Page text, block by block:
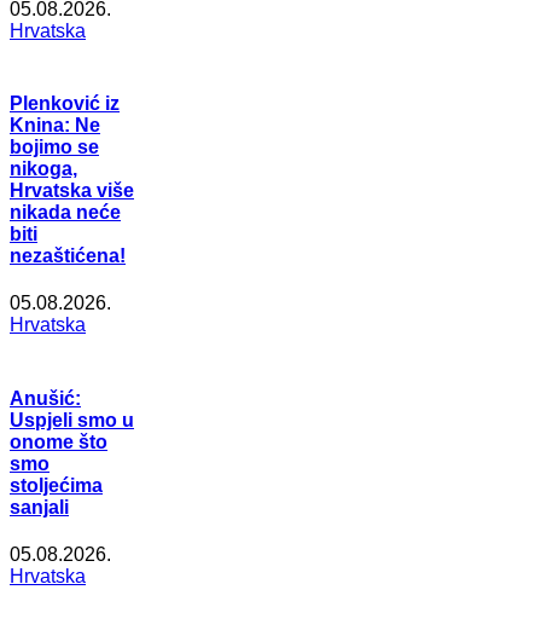
05.08.2026.
Hrvatska
Plenković iz
Knina: Ne
bojimo se
nikoga,
Hrvatska više
nikada neće
biti
nezaštićena!
05.08.2026.
Hrvatska
Anušić:
Uspjeli smo u
onome što
smo
stoljećima
sanjali
05.08.2026.
Hrvatska